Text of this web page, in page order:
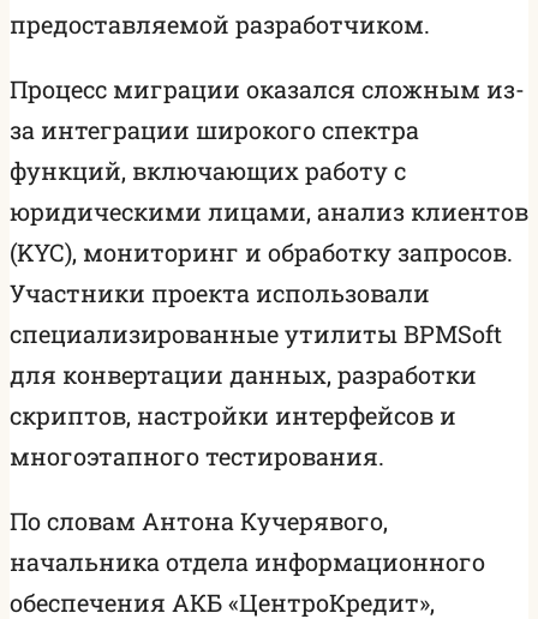
предоставляемой разработчиком.
Процесс миграции оказался сложным из-
за интеграции широкого спектра
функций, включающих работу с
юридическими лицами, анализ клиентов
(KYC), мониторинг и обработку запросов.
Участники проекта использовали
специализированные утилиты BPMSoft
для конвертации данных, разработки
скриптов, настройки интерфейсов и
многоэтапного тестирования.
По словам Антона Кучерявого,
начальника отдела информационного
обеспечения АКБ «ЦентроКредит»,